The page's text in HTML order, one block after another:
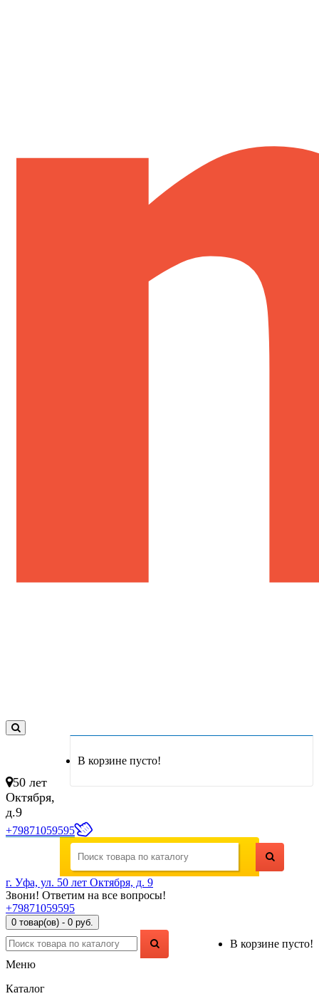
В корзине пусто!
50 лет
Октября,
д.9
+79871059595
г. Уфа, ул. 50 лет Октября, д. 9
Звони! Ответим на все вопросы!
+79871059595
0 товар(ов) - 0 руб.
В корзине пусто!
Меню
Каталог